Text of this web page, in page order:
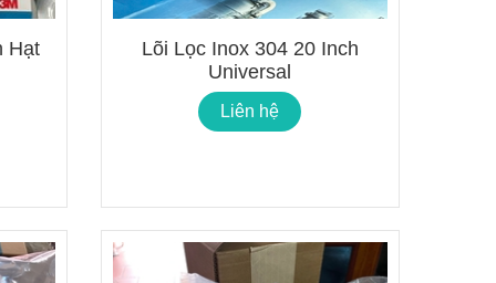
Hạt
Lõi Lọc Inox 304 20 Inch
Universal
Liên hệ
Xác
Cấp
Công Nghệ Sản Xuất Hạt
2024/01/15
Cấu Tạo Và Đặc Điểm Của
Cấu Tạo Decal Phản Quang
2023/12/11